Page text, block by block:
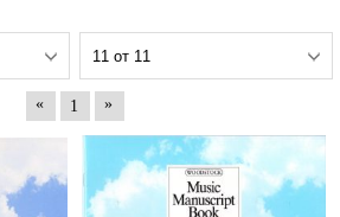
« 1 »